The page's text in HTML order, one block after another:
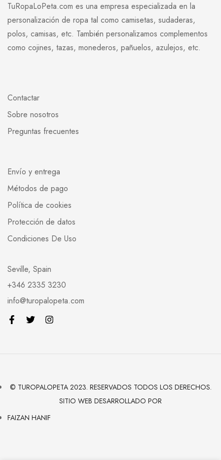
TuRopaLoPeta.com es una empresa especializada en la
personalización de ropa tal como camisetas, sudaderas,
polos, camisas, etc. También personalizamos complementos
como cojines, tazas, monederos, pañuelos, azulejos, etc.
Contactar
Sobre nosotros
Preguntas frecuentes
Envío y entrega
Métodos de pago
Política de cookies
Protección de datos
Condiciones De Uso
Seville, Spain
+346 2335 3230
info@turopalopeta.com
© TUROPALOPETA 2023. RESERVADOS TODOS LOS DERECHOS.
SITIO WEB DESARROLLADO POR
FAIZAN HANIF